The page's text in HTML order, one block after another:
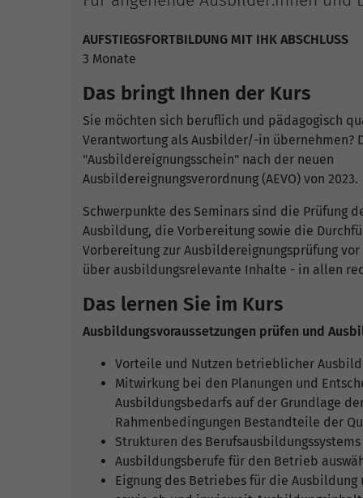
AUFSTIEGSFORTBILDUNG MIT IHK ABSCHLUSS
3 Monate
Das bringt Ihnen der Kurs
Sie möchten sich beruflich und pädagogisch
Verantwortung als Ausbilder/-in übernehmen?
"Ausbildereignungsschein" nach der neuen
Ausbildereignungsverordnung (AEVO) von 2023.
Schwerpunkte des Seminars sind die Prüfung
Ausbildung, die Vorbereitung sowie die
Vorbereitung zur Ausbildereignungsprüfung
über ausbildungsrelevante Inhalte - in allen
Das lernen Sie im Kurs
Ausbildungsvoraussetzungen prüfen und
Vorteile und Nutzen betrieblicher
Mitwirkung bei den Planungen und
Ausbildungsbedarfs auf der Grundlage
Rahmenbedingungen Bestandteile der
Strukturen des
Ausbildungsberufe für den Betrieb
Eignung des Betriebes für die